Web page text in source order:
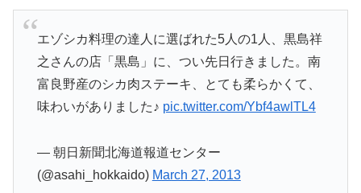
エゾシカ料理の達人に選ばれた5人の1人、黒島祥
之さんの店「黒島」に、つい先日行きました。南
富良野産のシカ肉ステーキ、とても柔らかくて、
味わいがありました♪ pic.twitter.com/Ybf4awlTL4
— 朝日新聞北海道報道センター
(@asahi_hokkaido) March 27, 2013